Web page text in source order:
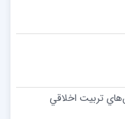
تربيت اخلاقي